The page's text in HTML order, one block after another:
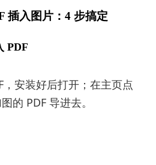
插入图片：4 步搞定
PDF
安装好后打开；在主页点
的 PDF 导进去。